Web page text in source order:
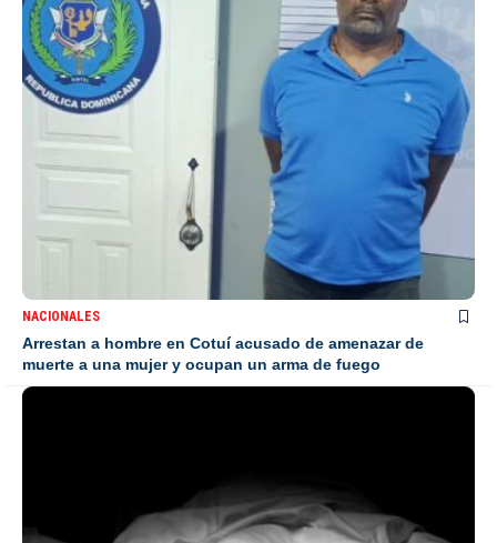
NACIONALES
Arrestan a hombre en Cotuí acusado de amenazar de
muerte a una mujer y ocupan un arma de fuego